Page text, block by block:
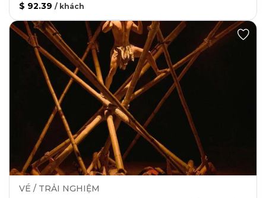
$ 92.39 / khách
VÉ / TRẢI NGHIỆM